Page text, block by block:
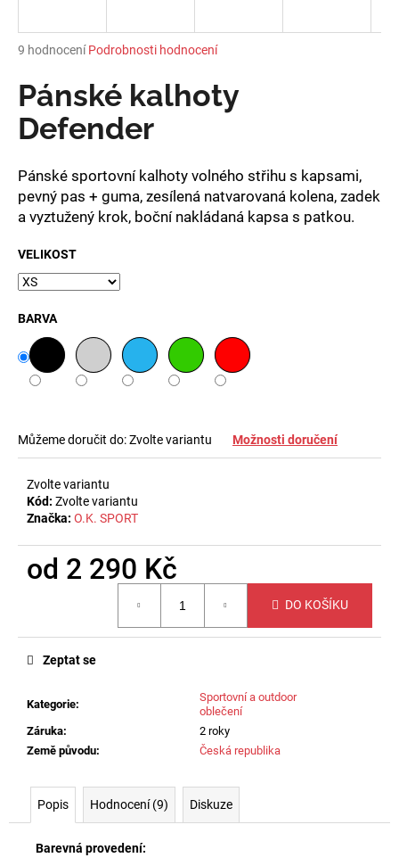
Průměrné
produktu
je
5,0
hvězdiček.
9 hodnocení Podrobnosti hodnocení
Pánské kalhoty
Defender
Pánské sportovní kalhoty volného střihu s kapsami,
pevný pas + guma, zesílená natvarovaná kolena, zadek
a vyztužený krok, boční nakládaná kapsa s patkou.
VELIKOST
BARVA
Můžeme doručit do:Zvolte variantu Možnosti doručení
Zvolte variantu
Kód: Zvolte variantu
Značka: O.K. SPORT
od 2 290 Kč
DO KOŠÍKU
Kategorie:
Sportovní a outdoor
oblečení
Záruka:
2 roky
Země původu: Česká republika
Zeptat se
Popis Hodnocení (9) Diskuze
Barevná provedení:
j
t
?
HLEDAT
D
p
r
j
e
m
e
LEGÍNY
KE
830